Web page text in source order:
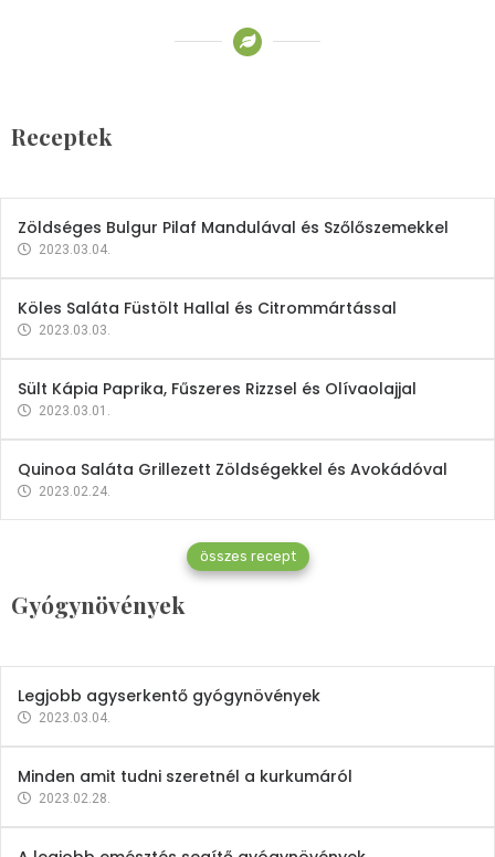
Receptek
2023.03.06.
Zöldséges Bulgur Pilaf Mandulával és Szőlőszemekkel
2023.03.04.
Köles Saláta Füstölt Hallal és Citrommártással
2023.03.03.
Sült Kápia Paprika, Fűszeres Rizzsel és Olívaolajjal
2023.03.01.
Quinoa Saláta Grillezett Zöldségekkel és Avokádóval
2023.02.24.
összes recept
Gyógynövények
Gyógynövények
Mindent a petrezselyemről
2023.12.21.
Legjobb agyserkentő gyógynövények
2023.03.04.
Minden amit tudni szeretnél a kurkumáról
2023.02.28.